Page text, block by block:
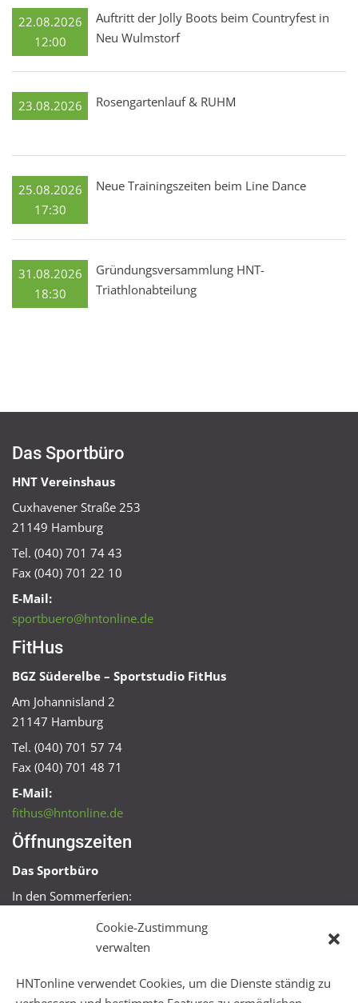
Cookie-Zustimmung
verwalten
HNTonline verwendet Cookies, um die Dienste ständig zu
22.08.2026
12:00
Auftritt der Jolly Boots beim Countryfest in
Neu Wulmstorf
23.08.2026 Rosengartenlauf & RUHM
25.08.2026
17:30
Neue Trainingszeiten beim Line Dance
31.08.2026
18:30
Gründungsversammlung HNT-
Triathlonabteilung
Das Sportbüro
HNT Vereinshaus
Cuxhavener Straße 253
21149 Hamburg
Tel. (040) 701 74 43
Fax (040) 701 22 10
E-Mail:
sportbuero@hntonline.de
FitHus
BGZ Süderelbe – Sportstudio FitHus
Am Johannisland 2
21147 Hamburg
Tel. (040) 701 57 74
Fax (040) 701 48 71
E-Mail:
fithus@hntonline.de
Öffnungszeiten
Das Sportbüro
In den Sommerferien:
Mo + Mi 16:00 – 18:00 Uhr
Mo – Fr 08:00 – 22:00 Uhr